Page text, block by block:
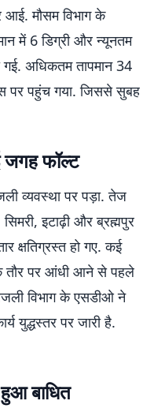
आई. मौसम विभाग के
में 6 डिग्री और न्यूनतम
गई. अधिकतम तापमान 34
पर पहुंच गया. जिससे सुबह
जगह फॉल्ट
व्यवस्था पर पड़ा. तेज
इटाढ़ी और ब्रह्मपुर
क्षतिग्रस्त हो गए. कई
तौर पर आंधी आने से पहले
विभाग के एसडीओ ने
युद्धस्तर पर जारी है.
बाधित